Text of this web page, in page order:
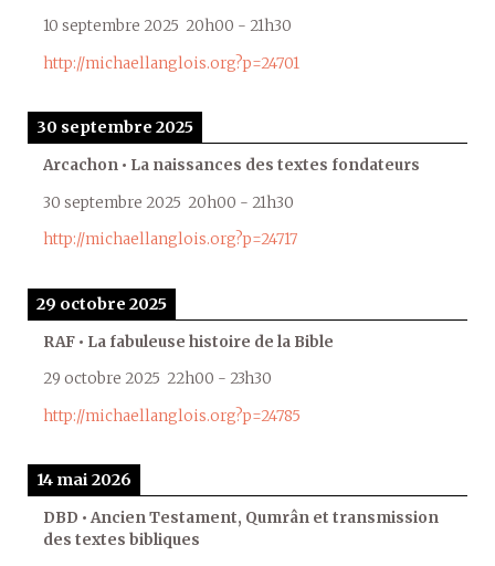
10 septembre 2025 20h00 - 21h30
http://michaellanglois.org?p=24701
30 septembre 2025
Arcachon • La naissances des textes fondateurs
30 septembre 2025 20h00 - 21h30
http://michaellanglois.org?p=24717
29 octobre 2025
RAF • La fabuleuse histoire de la Bible
29 octobre 2025 22h00 - 23h30
http://michaellanglois.org?p=24785
14 mai 2026
DBD • Ancien Testament, Qumrân et transmission
des textes bibliques